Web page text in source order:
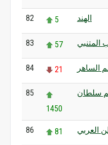
82 5 الهند
83 57 المتنبي
84 21 الساهر
85
1450
سلطان
86 81 العربي